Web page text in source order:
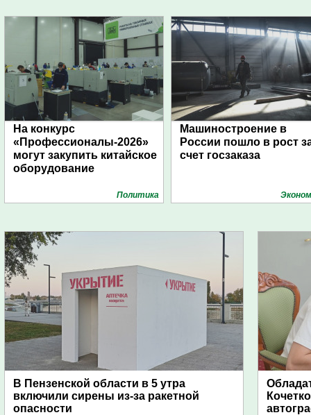
На конкурс
«Профессионалы-2026»
могут закупить китайское
оборудование
Политика
Машиностроение в
России пошло в рост
счет госзаказа
В Пензенской области в 5 утра
включили сирены из-за ракетной
опасности